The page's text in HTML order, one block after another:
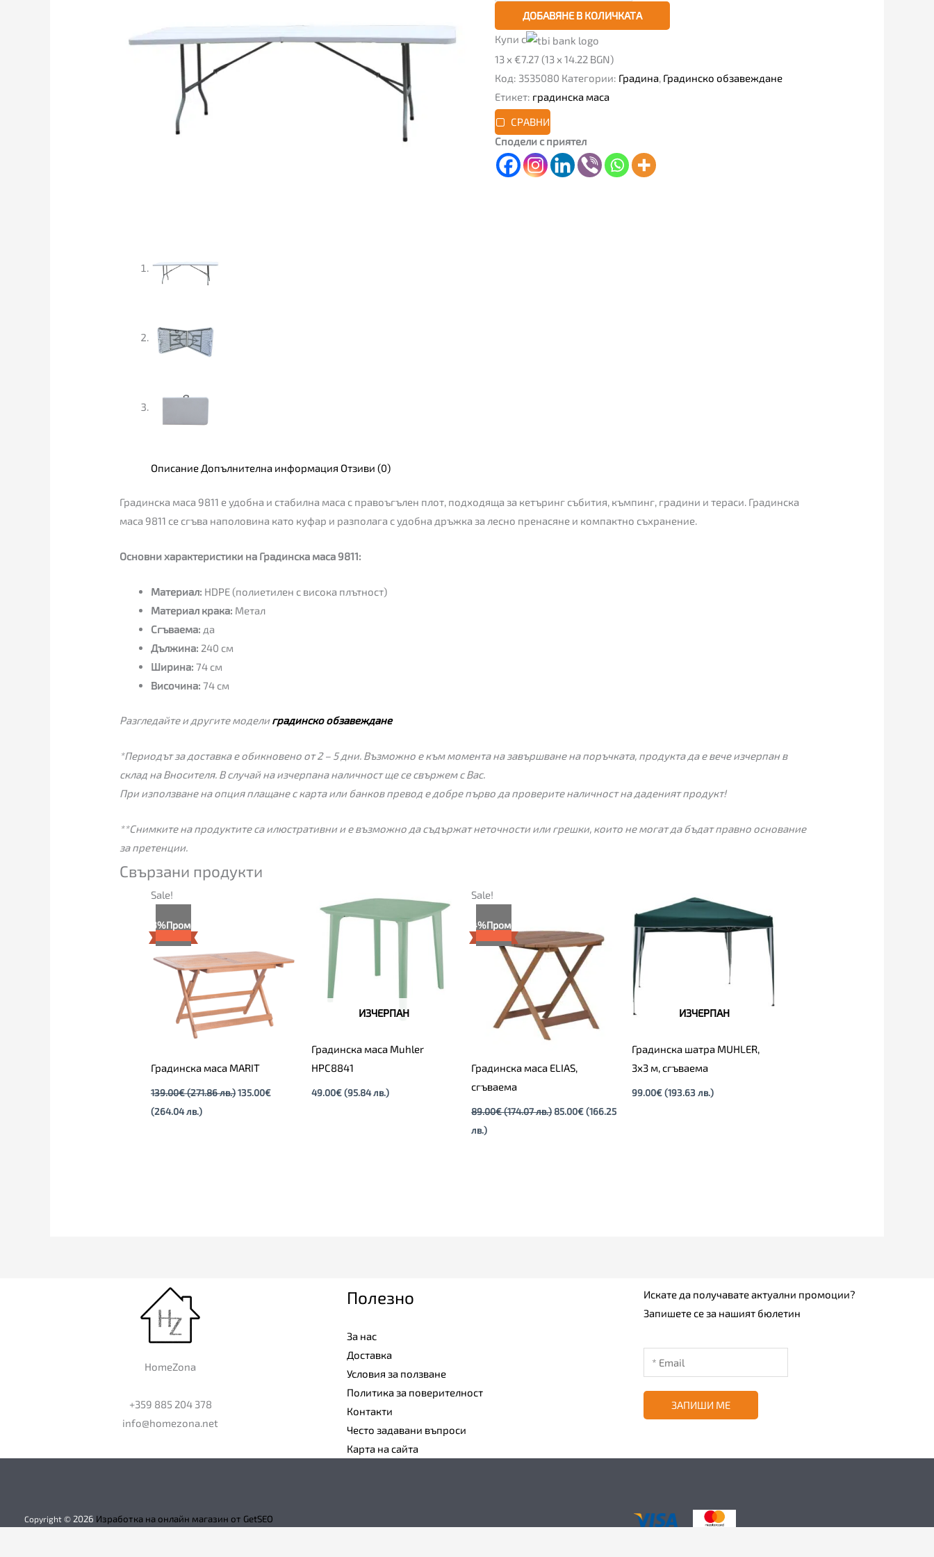
ДОБАВЯНЕ В КОЛИЧКАТА
Купи с
13 x €7.27 (13 x 14.22 BGN)
Код: 3535080 Категории: Градина, Градинско обзавеждане
Етикет: градинска маса
СРАВНИ
Сподели с приятел
Описание Допълнителна информация Отзиви (0)
Градинска маса 9811 е удобна и стабилна маса с правоъгълен плот, подходяща за кетъринг събития, къмпинг, градини и тераси. Градинска
маса 9811 се сгъва наполовина като куфар и разполага с удобна дръжка за лесно пренасяне и компактно съхранение.
Основни характеристики на Градинска маса 9811:
Материал: HDPE (полиетилен с висока плътност)
Материал крака: Метал
Сгъваема: да
Дължина: 240 см
Ширина: 74 см
Височина: 74 см
Разгледайте и другите моделиградинско обзавеждане
*Периодът за доставка е обикновено от 2 – 5 дни. Възможно е към момента на завършване на поръчката, продукта да е вече изчерпан в
склад на Вносителя. В случай на изчерпана наличност ще се свържем с Вас.
При използване на опция плащане с карта или банков превод е добре първо да проверите наличност на даденият продукт!
**Снимките на продуктите са илюстративни и е възможно да съдържат неточности или грешки, които не могат да бъдат правно основание
за претенции.
Свързани продукти
Sale!
3%Промо
Градинска маса MARIT
139.00€(271.86 лв.)
лв.).
135.00€
(264.04 лв.)
ИЗЧЕРПАН
Градинска маса Muhler
HPC8841
49.00€ (95.84 лв.)
Sale!
4%Промо
Градинска маса ELIAS,
сгъваема
89.00€(174.07 лв.)
(174.07
лв.).
85.00€(166.25
лв.)
Текущата
цена
85.00€
(166.25
лв.).
ИЗЧЕРПАН
Градинска шатра MUHLER,
3х3 м, сгъваема
99.00€ (193.63 лв.)
HomeZona
+359 885 204 378
info@homezona.net
Полезно
За нас
Доставка
Условия за ползване
Политика за поверителност
Контакти
Често задавани въпроси
Карта на сайта
Искате да получавате актуални промоции?
Запишете се за нашият бюлетин
ЗАПИШИ МЕ
Copyright © 2026 Изработка на онлайн магазин от GetSEO